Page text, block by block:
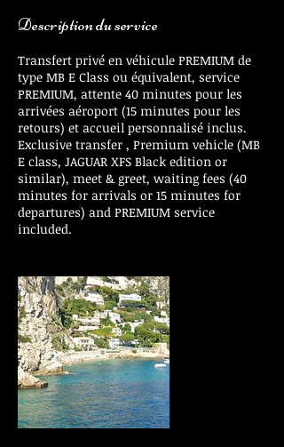
Description du service
Transfert privé en véhicule PREMIUM de
type MB E Class ou équivalent, service
PREMIUM, attente 40 minutes pour les
arrivées aéroport (15 minutes pour les
retours) et accueil personnalisé inclus.
Exclusive transfer , Premium vehicle (MB
E class, JAGUAR XFS Black edition or
similar), meet & greet, waiting fees (40
minutes for arrivals or 15 minutes for
departures) and PREMIUM service
included.